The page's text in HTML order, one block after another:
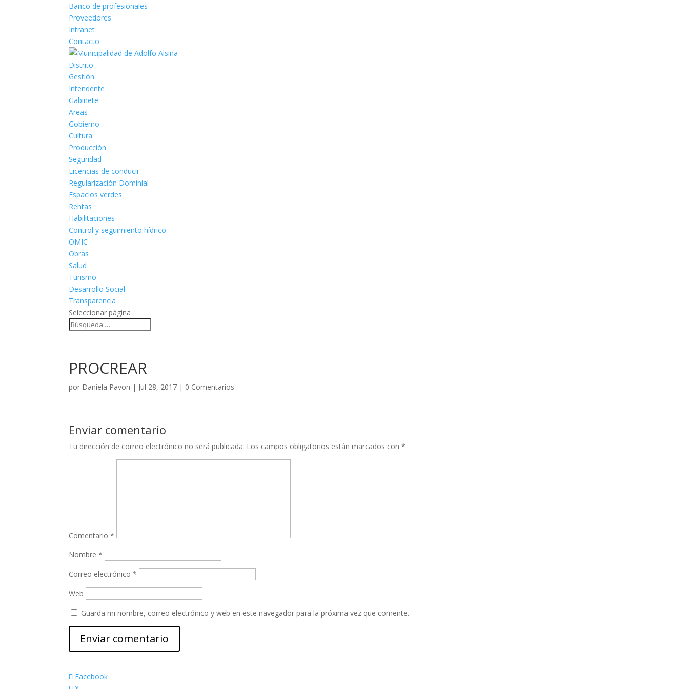
Banco de profesionales
Proveedores
Intranet
Contacto
Distrito
Gestión
Intendente
Gabinete
Areas
Gobierno
Cultura
Producción
Seguridad
Licencias de conducir
Regularización Dominial
Espacios verdes
Rentas
Habilitaciones
Control y seguimiento hídrico
OMIC
Obras
Salud
Turismo
Desarrollo Social
Transparencia
Seleccionar página
PROCREAR
por Daniela Pavon | Jul 28, 2017 | 0 Comentarios
Enviar comentario
Tu dirección de correo electrónico no será publicada. Los campos obligatorios están marcados con*
Comentario*
Nombre*
Correo electrónico*
Web
Guarda mi nombre, correo electrónico y web en este navegador para la próxima vez que comente.
Facebook